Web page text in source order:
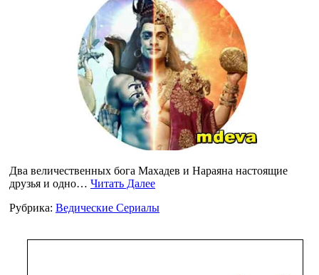
Два величественных бога Махадев и Нараяна настоящие
друзья и одно… Читать Далее
Рубрика: Ведические Сериалы